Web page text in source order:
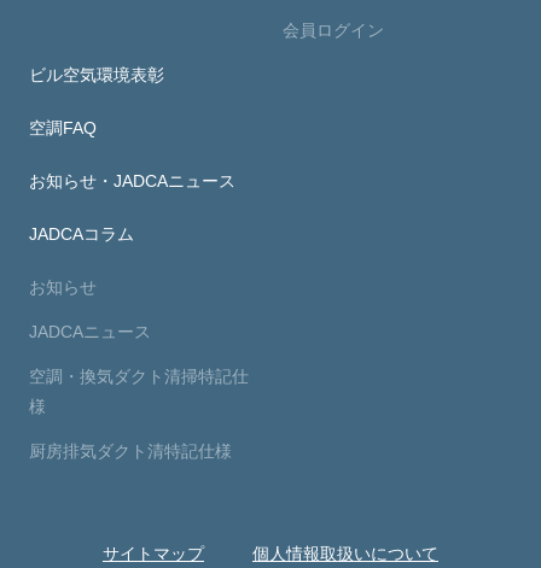
会員ログイン
ビル空気環境表彰
空調FAQ
お知らせ・JADCAニュース
JADCAコラム
お知らせ
JADCAニュース
空調・換気ダクト清掃特記仕
様
厨房排気ダクト清特記仕様
サイトマップ 個人情報取扱いについて